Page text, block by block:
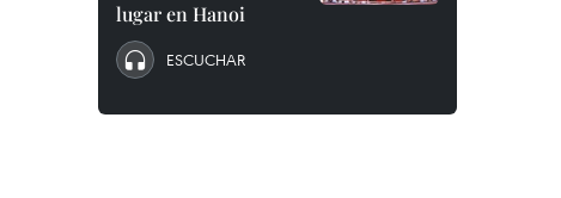
lugar en Hanoi
ESCUCHAR